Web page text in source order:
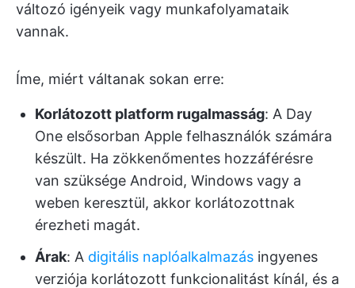
változó igényeik vagy munkafolyamataik
vannak.
Íme, miért váltanak sokan erre:
Korlátozott platform rugalmasság: A Day
One elsősorban Apple felhasználók számára
készült. Ha zökkenőmentes hozzáférésre
van szüksége Android, Windows vagy a
weben keresztül, akkor korlátozottnak
érezheti magát.
Árak: A digitális naplóalkalmazás ingyenes
verziója korlátozott funkcionalitást kínál, és a